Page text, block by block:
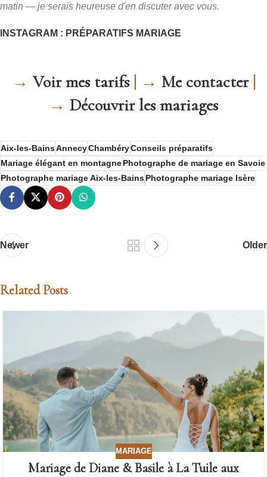
matin — je serais heureuse d'en discuter avec vous.
INSTAGRAM : PRÉPARATIFS MARIAGE
→ Voir mes tarifs| → Me contacter|
→ Découvrir les mariages
Aix-les-BainsAnnecyChambéryConseils préparatifs
Mariage élégant en montagnePhotographe de mariage en Savoie
Photographe mariage Aix-les-BainsPhotographe mariage Isère
Newer Older
Related Posts
MARIAGE
Mariage de Diane & Basile à La Tuile aux